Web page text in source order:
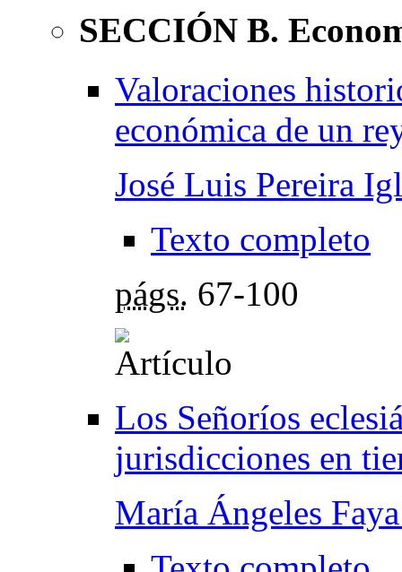
SECCIÓN B.
Valoraciones
económica de un
José Luis Pereira
Texto completo
págs. 67-100
Los Señoríos
jurisdicciones en
María Ángeles